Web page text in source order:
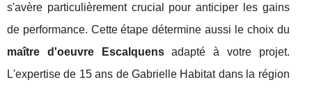
s'avère particulièrement crucial pour anticiper les gains
de performance. Cette étape détermine aussi le choix du
maître d'oeuvre Escalquensadapté à votre projet.
L'expertise de 15 ans de Gabrielle Habitat dans la région